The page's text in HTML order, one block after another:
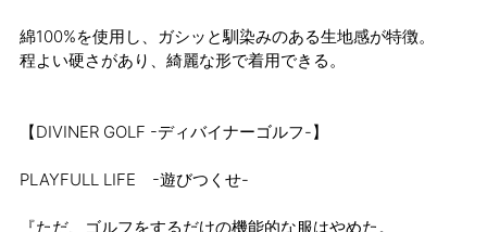
綿100%を使用し、ガシッと馴染みのある生地感が特徴。
程よい硬さがあり、綺麗な形で着用できる。
【DIVINER GOLF -ディバイナーゴルフ-】
PLAYFULL LIFE -遊びつくせ-
『ただ、ゴルフをするだけの機能的な服はやめた。